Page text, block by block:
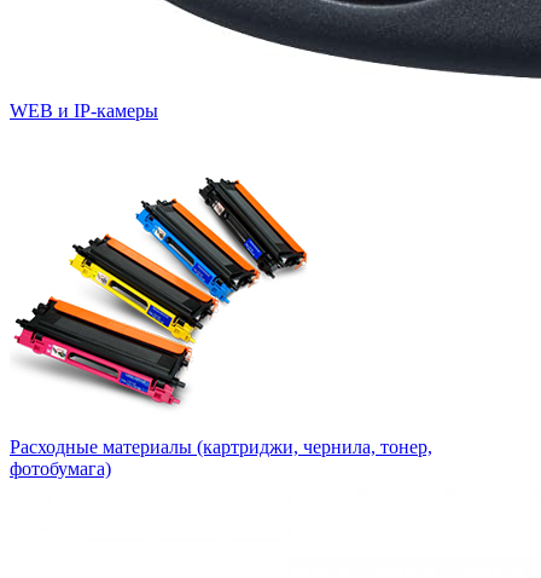
WEB и IP-камеры
Расходные материалы (картриджи, чернила, тонер,
фотобумага)